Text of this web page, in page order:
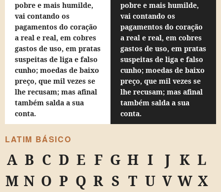
pobre e mais humilde,
vai contando os
pagamentos do coração
a real e real, em cobres
gastos de uso, em pratas
suspeitas de liga e falso
cunho; moedas de baixo
preço, que mil vezes se
lhe recusam; mas afinal
também salda a sua
conta.
pobre e mais humilde,
vai contando os
pagamentos do coração
a real e real, em cobres
gastos de uso, em pratas
suspeitas de liga e falso
cunho; moedas de baixo
preço, que mil vezes se
lhe recusam; mas afinal
também salda a sua
conta.
LATIM BÁSICO
A B C D E F G H I J K L
M N O P Q R S T U V W X